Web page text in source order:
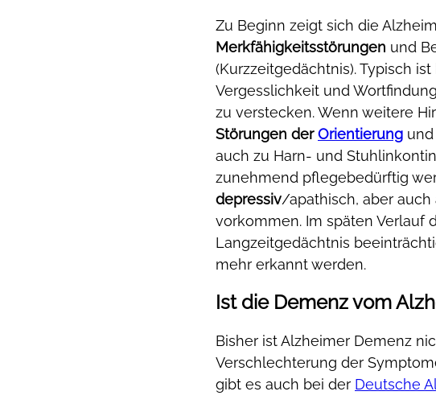
Zu Beginn zeigt sich die
Merkfähigkeitsstörungen und
(Kurzzeitgedächtnis). Typisch
Vergesslichkeit und
zu verstecken. Wenn weitere
Störungen derOrientierung und
auch zu Harn- und
zunehmend pflegebedürftig
depressiv/apathisch, aber
vorkommen. Im späten Verlauf
Langzeitgedächtnis
mehr erkannt werden.
Ist die Demenz vom
Bisher ist Alzheimer Demenz
Verschlechterung der
gibt es auch bei der Deutsche